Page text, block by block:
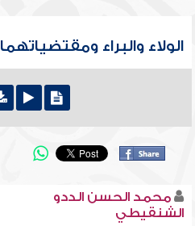
الولاء والبراء ومقتضياتهما
محمد الحسن الددو
الشنقيطي